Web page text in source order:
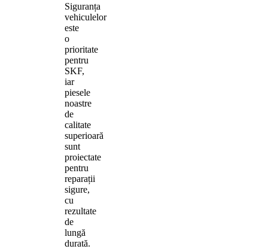
Siguranța
vehiculelor
este
o
prioritate
pentru
SKF,
iar
piesele
noastre
de
calitate
superioară
sunt
proiectate
pentru
reparații
sigure,
cu
rezultate
de
lungă
durată.